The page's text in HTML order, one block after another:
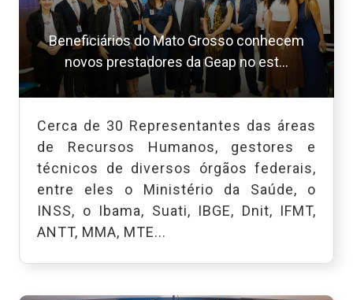
Beneficiários do Mato Grosso conhecem
novos prestadores da Geap no est...
Cerca de 30 Representantes das áreas
de Recursos Humanos, gestores e
técnicos de diversos órgãos federais,
entre eles o Ministério da Saúde, o
INSS, o Ibama, Suati, IBGE, Dnit, IFMT,
ANTT, MMA, MTE...